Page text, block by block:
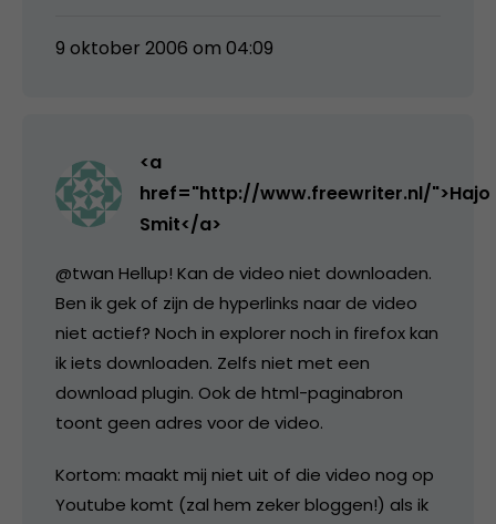
9 oktober 2006 om 04:09
<a
href="http://www.freewriter.nl/">Hajo
Smit</a>
@twan Hellup! Kan de video niet downloaden.
Ben ik gek of zijn de hyperlinks naar de video
niet actief? Noch in explorer noch in firefox kan
ik iets downloaden. Zelfs niet met een
download plugin. Ook de html-paginabron
toont geen adres voor de video.
Kortom: maakt mij niet uit of die video nog op
Youtube komt (zal hem zeker bloggen!) als ik